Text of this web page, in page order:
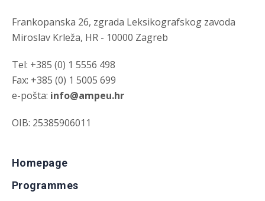
Frankopanska 26, zgrada Leksikografskog zavoda
Miroslav Krleža, HR - 10000 Zagreb
Tel: +385 (0) 1 5556 498
Fax: +385 (0) 1 5005 699
e-pošta: info@ampeu.hr
OIB: 25385906011
Homepage
Programmes